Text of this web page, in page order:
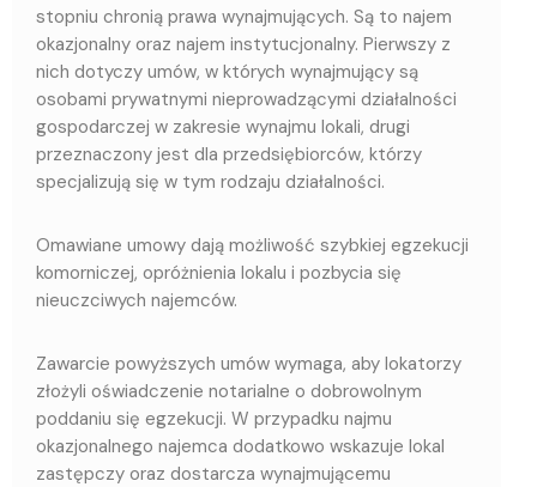
stopniu chronią prawa wynajmujących. Są to najem
okazjonalny oraz najem instytucjonalny. Pierwszy z
nich dotyczy umów, w których wynajmujący są
osobami prywatnymi nieprowadzącymi działalności
gospodarczej w zakresie wynajmu lokali, drugi
przeznaczony jest dla przedsiębiorców, którzy
specjalizują się w tym rodzaju działalności.
Omawiane umowy dają możliwość szybkiej egzekucji
komorniczej, opróżnienia lokalu i pozbycia się
nieuczciwych najemców.
Zawarcie powyższych umów wymaga, aby lokatorzy
złożyli oświadczenie notarialne o dobrowolnym
poddaniu się egzekucji. W przypadku najmu
okazjonalnego najemca dodatkowo wskazuje lokal
zastępczy oraz dostarcza wynajmującemu